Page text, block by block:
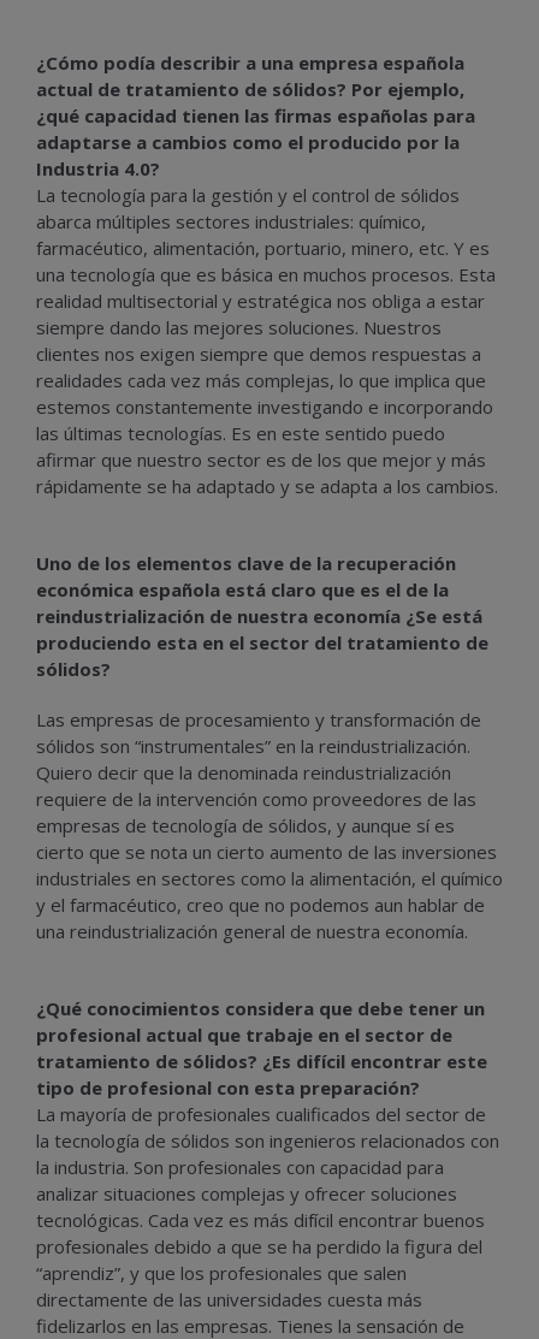
¿Cómo podía describir a una empresa española
actual de tratamiento de sólidos? Por ejemplo,
¿qué capacidad tienen las firmas españolas para
adaptarse a cambios como el producido por la
Industria 4.0?
La tecnología para la gestión y el control de sólidos
abarca múltiples sectores industriales: químico,
farmacéutico, alimentación, portuario, minero, etc. Y es
una tecnología que es básica en muchos procesos. Esta
realidad multisectorial y estratégica nos obliga a estar
siempre dando las mejores soluciones. Nuestros
clientes nos exigen siempre que demos respuestas a
realidades cada vez más complejas, lo que implica que
estemos constantemente investigando e incorporando
las últimas tecnologías. Es en este sentido puedo
afirmar que nuestro sector es de los que mejor y más
rápidamente se ha adaptado y se adapta a los cambios.
Uno de los elementos clave de la recuperación
económica española está claro que es el de la
reindustrialización de nuestra economía ¿Se está
produciendo esta en el sector del tratamiento de
sólidos?
Las empresas de procesamiento y transformación de
sólidos son “instrumentales” en la reindustrialización.
Quiero decir que la denominada reindustrialización
requiere de la intervención como proveedores de las
empresas de tecnología de sólidos, y aunque sí es
cierto que se nota un cierto aumento de las inversiones
industriales en sectores como la alimentación, el químico
y el farmacéutico, creo que no podemos aun hablar de
una reindustrialización general de nuestra economía.
¿Qué conocimientos considera que debe tener un
profesional actual que trabaje en el sector de
tratamiento de sólidos? ¿Es difícil encontrar este
tipo de profesional con esta preparación?
La mayoría de profesionales cualificados del sector de
la tecnología de sólidos son ingenieros relacionados con
la industria. Son profesionales con capacidad para
analizar situaciones complejas y ofrecer soluciones
tecnológicas. Cada vez es más difícil encontrar buenos
profesionales debido a que se ha perdido la figura del
“aprendiz”, y que los profesionales que salen
directamente de las universidades cuesta más
fidelizarlos en las empresas. Tienes la sensación de